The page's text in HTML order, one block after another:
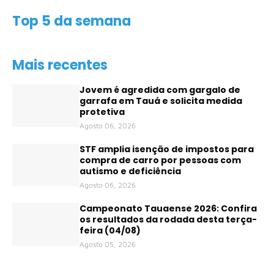
Top 5 da semana
Mais recentes
Jovem é agredida com gargalo de
garrafa em Tauá e solicita medida
protetiva
Agosto 06, 2026
STF amplia isenção de impostos para
compra de carro por pessoas com
autismo e deficiência
Agosto 06, 2026
Campeonato Tauaense 2026: Confira
os resultados da rodada desta terça-
feira (04/08)
Agosto 05, 2026